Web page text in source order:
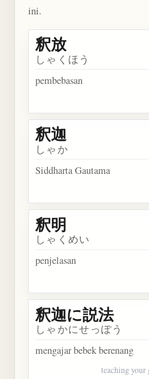
ini.
釈放
しゃくほう
pembebasan
釈迦
しゃか
Siddharta Gautama
釈明
しゃくめい
penjelasan
釈迦に説法
しゃかにせっぽう
mengajar bebek berenang
teaching your